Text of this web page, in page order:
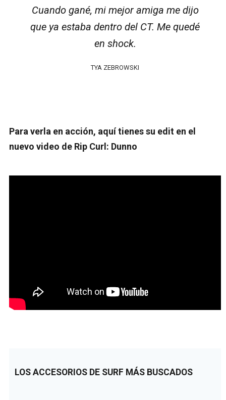
Cuando gané, mi mejor amiga me dijo
que ya estaba dentro del CT. Me quedé
en shock.
TYA ZEBROWSKI
Para verla en acción, aquí tienes su edit en el
nuevo video de Rip Curl: Dunno
LOS ACCESORIOS DE SURF MÁS BUSCADOS